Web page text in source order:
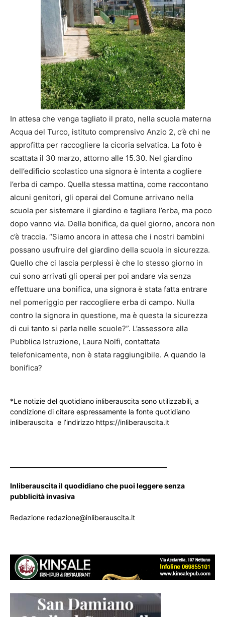
In attesa che venga tagliato il prato, nella scuola materna
Acqua del Turco, istituto comprensivo Anzio 2, c’è chi ne
approfitta per raccogliere la cicoria selvatica. La foto è
scattata il 30 marzo, attorno alle 15.30. Nel giardino
dell’edificio scolastico una signora è intenta a cogliere
l’erba di campo. Quella stessa mattina, come raccontano
alcuni genitori, gli operai del Comune arrivano nella
scuola per sistemare il giardino e tagliare l’erba, ma poco
dopo vanno via. Della bonifica, da quel giorno, ancora non
c’è traccia. “Siamo ancora in attesa che i nostri bambini
possano usufruire del giardino della scuola in sicurezza.
Quello che ci lascia perplessi è che lo stesso giorno in
cui sono arrivati gli operai per poi andare via senza
effettuare una bonifica, una signora è stata fatta entrare
nel pomeriggio per raccogliere erba di campo. Nulla
contro la signora in questione, ma è questa la sicurezza
di cui tanto si parla nelle scuole?”. L’assessore alla
Pubblica Istruzione, Laura Nolfi, contattata
telefonicamente, non è stata raggiungibile. A quando la
bonifica?
*Le notizie del quotidiano inliberauscita sono utilizzabili, a
condizione di citare espressamente la fonte quotidiano
inliberauscita e l’indirizzo https://inliberauscita.it
Inliberauscita il quodidiano che puoi leggere senza
pubblicità invasiva
Redazione redazione@inliberauscita.it